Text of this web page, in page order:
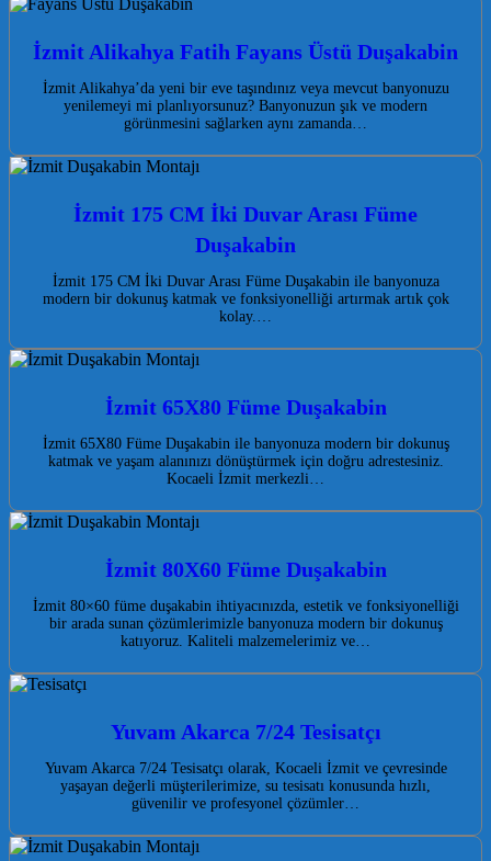
İzmit Alikahya Fatih Fayans Üstü Duşakabin
İzmit Alikahya’da yeni bir eve taşındınız veya mevcut banyonuzu
yenilemeyi mi planlıyorsunuz? Banyonuzun şık ve modern
görünmesini sağlarken aynı zamanda…
İzmit 175 CM İki Duvar Arası Füme
Duşakabin
İzmit 175 CM İki Duvar Arası Füme Duşakabin ile banyonuza
modern bir dokunuş katmak ve fonksiyonelliği artırmak artık çok
kolay.…
İzmit 65X80 Füme Duşakabin
İzmit 65X80 Füme Duşakabin ile banyonuza modern bir dokunuş
katmak ve yaşam alanınızı dönüştürmek için doğru adrestesiniz.
Kocaeli İzmit merkezli…
İzmit 80X60 Füme Duşakabin
İzmit 80×60 füme duşakabin ihtiyacınızda, estetik ve fonksiyonelliği
bir arada sunan çözümlerimizle banyonuza modern bir dokunuş
katıyoruz. Kaliteli malzemelerimiz ve…
Yuvam Akarca 7/24 Tesisatçı
Yuvam Akarca 7/24 Tesisatçı olarak, Kocaeli İzmit ve çevresinde
yaşayan değerli müşterilerimize, su tesisatı konusunda hızlı,
güvenilir ve profesyonel çözümler…